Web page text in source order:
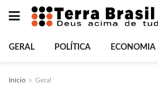
GERAL POLÍTICA ECONOMIA
Início Geral